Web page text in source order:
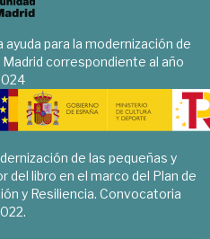
para la modernización de
correspondiente al año
de las pequeñas y
libro en el marco del Plan de
y Resiliencia. Convocatoria